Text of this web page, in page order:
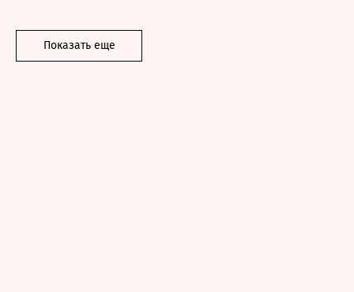
Показать еще